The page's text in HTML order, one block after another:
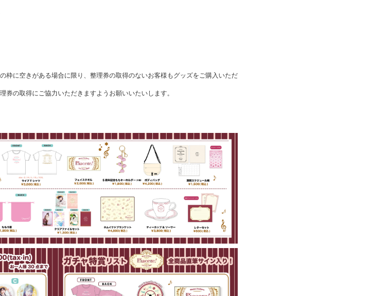
枠に空きがある場合に限り、整理券の取得のないお客様もグッズをご購入いただ
の取得にご協力いただきますようお願いいたいします。